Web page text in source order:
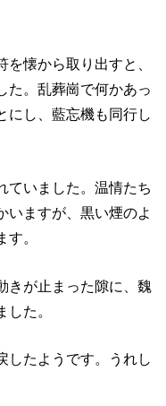
懐から取り出すと、
た。乱葬崗で何かあっ
にし、藍忘機も同行し
ていました。温情たち
いますが、黒い煙のよ
。
きが止まった隙に、魏
た。
したようです。うれし